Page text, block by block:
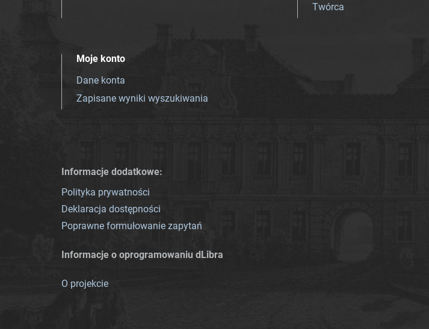
Twórca
Moje konto
Dane konta
Zapisane wyniki wyszukiwania
Informacje dodatkowe:
Polityka prywatności
Deklaracja dostępności
Poprawne formułowanie zapytań
Informacje o oprogramowaniu dLibra
O projekcie